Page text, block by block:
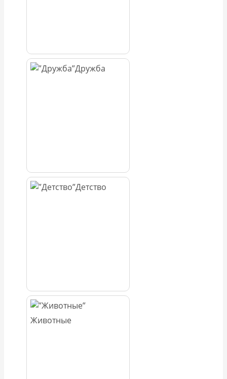
Дружба
Детство
Животные